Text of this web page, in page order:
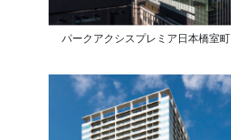
パークアクシスプレミア日本橋室町